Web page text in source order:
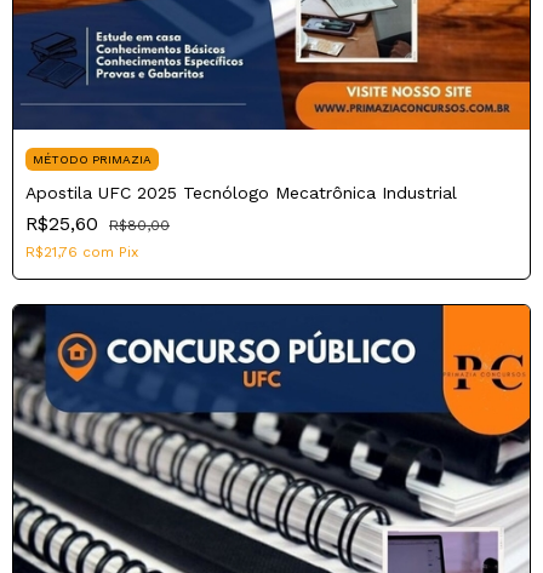
MÉTODO PRIMAZIA
Apostila UFC 2025 Tecnólogo Mecatrônica Industrial
R$25,60
R$80,00
R$21,76 com Pix